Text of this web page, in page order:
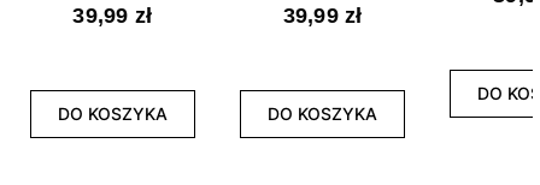
39,99 zł
DO KOSZYKA
39,99 zł
DO KOSZYKA
DO